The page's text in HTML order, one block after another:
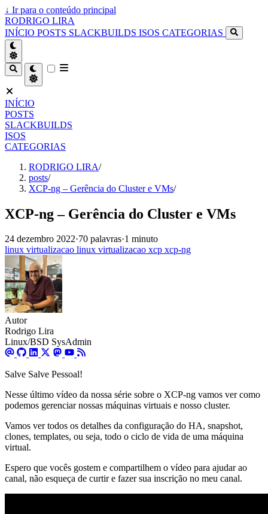
↓ Ir para o conteúdo principal
RODRIGO LIRA
INÍCIO POSTS SLACKBUILDS ISOS CATEGORIAS
INÍCIO
POSTS
SLACKBUILDS
ISOS
CATEGORIAS
RODRIGO LIRA/
posts/
XCP-ng – Gerência do Cluster e VMs/
XCP-ng – Gerência do Cluster e VMs
24 dezembro 2022·70 palavras·1 minuto
linux virtualizacao linux virtualizacao xcp xcp-ng
Autor
Rodrigo Lira
Linux/BSD SysAdmin
Salve Salve Pessoal!
Nesse último vídeo da nossa série sobre o XCP-ng vamos ver como
podemos gerenciar nossas máquinas virtuais e nosso cluster.
Vamos ver todos os detalhes da configuração do HA, snapshot,
clones, templates, ou seja, todo o ciclo de vida de uma máquina
virtual.
Espero que vocês gostem e compartilhem o vídeo para ajudar ao
canal, não esqueça de curtir e fazer sua inscrição no meu canal.